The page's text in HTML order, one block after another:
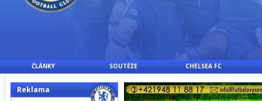
ČLÁNKY SOUTĚŽE CHELSEA FC
Reklama